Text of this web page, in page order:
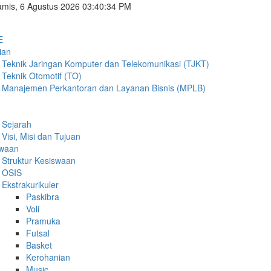
6 Agustus 2026 03:40:35 PM
Teknik Jaringan Komputer dan Telekomunikasi (TJKT)
Teknik Otomotif (TO)
Manajemen Perkantoran dan Layanan Bisnis (MPLB)
Sejarah
Visi, Misi dan Tujuan
Struktur Kesiswaan
OSIS
Ekstrakurikuler
Paskibra
Voli
Pramuka
Futsal
Basket
Kerohanian